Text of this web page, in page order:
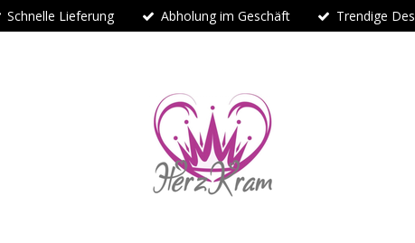
Schnelle Lieferung Abholung im Geschäft Trendige